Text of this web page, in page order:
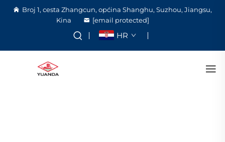
Broj 1, cesta Zhangcun, općina Shanghu, Suzhou, Jiangsu,
Kina
[email protected]
HR